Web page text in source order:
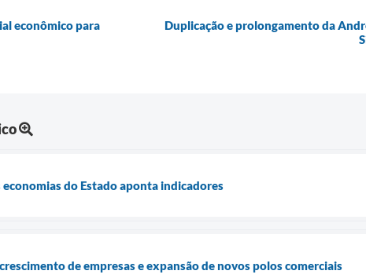
econômico para
Duplicação e prolongamento da
do Estado aponta indicadores
de empresas e expansão de novos polos comerciais